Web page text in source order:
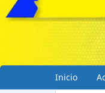
Inicio